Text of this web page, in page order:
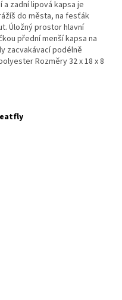
zadní lipová kapsa je
do města, na fesťák
Úložný prostor hlavní
přední menší kapsa na
zacvakávací podélně
Rozměry 32 x 18 x 8